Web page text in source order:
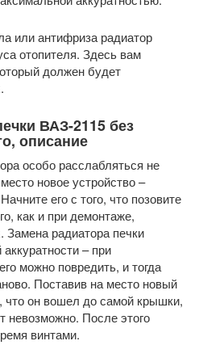
или антифриза радиатор
отопителя. Здесь вам
должен будет
ВАЗ-2115 без
описание
особо расслабляться не
новое устройство –
его с того, что позовите
как и при демонтаже,
Замена радиатора печки
– при
можно повредить, и тогда
Поставив на место новый
что он вошел до самой крышки,
невозможно. После этого
винтами.